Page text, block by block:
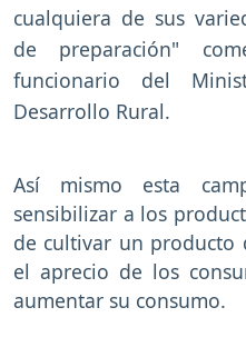
cualquiera de sus
de preparación"
funcionario del
Desarrollo Rural.
Así mismo esta
sensibilizar a los
de cultivar un producto
el aprecio de los
aumentar su consumo.